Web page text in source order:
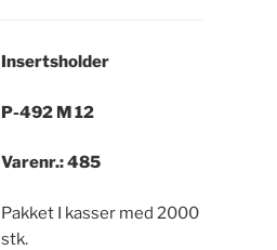
Insertsholder
P-492 M 12
Varenr.: 485
Pakket I kasser med 2000
stk.